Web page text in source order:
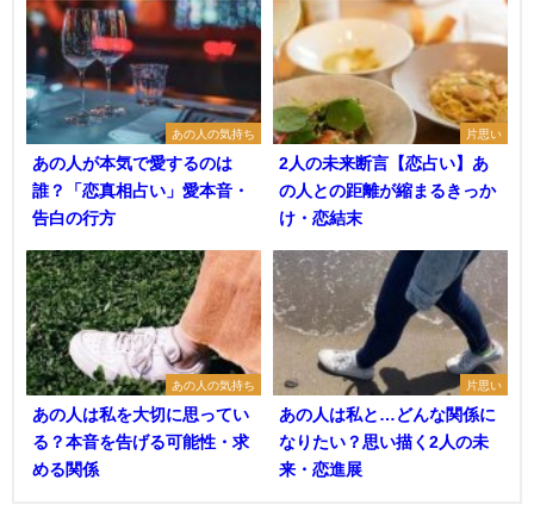
あの人の気持ち
あの人が本気で愛するのは
誰？「恋真相占い」愛本音・
告白の行方
片思い
2人の未来断言【恋占い】あ
の人との距離が縮まるきっか
け・恋結末
あの人の気持ち
あの人は私を大切に思ってい
る？本音を告げる可能性・求
める関係
片思い
あの人は私と…どんな関係に
なりたい？思い描く2人の未
来・恋進展